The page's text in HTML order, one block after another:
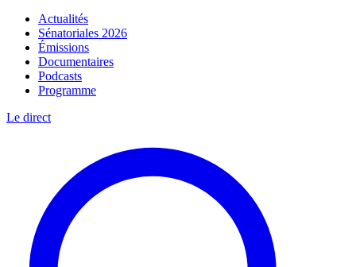
Actualités
Sénatoriales 2026
Émissions
Documentaires
Podcasts
Programme
Le direct